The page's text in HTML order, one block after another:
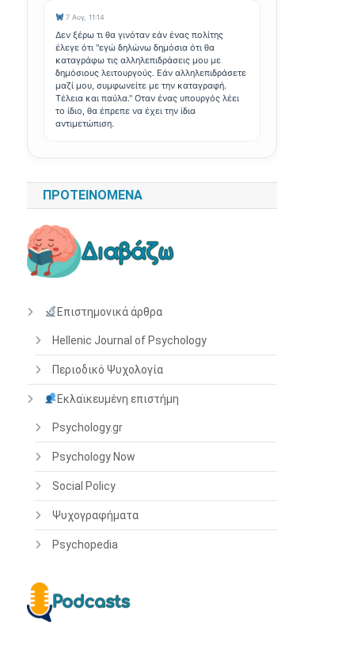
7 Αυγ, 11:14
Δεν ξέρω τι θα γινόταν εάν ένας πολίτης
έλεγε ότι "εγώ δηλώνω δημόσια ότι θα
καταγράφω τις αλληλεπιδράσεις μου με
δημόσιους λειτουργούς. Εάν αλληλεπιδράσετε
μαζί μου, συμφωνείτε με την καταγραφή.
Τέλεια και παύλα." Οταν ένας υπουργός λέει
το ίδιο, θα έπρεπε να έχει την ίδια
αντιμετώπιση.
ΠΡΟΤΕΙΝΌΜΕΝΑ
Επιστημονικά άρθρα
Hellenic Journal of Psychology
Περιοδικό Ψυχολογία
Εκλαϊκευμένη επιστήμη
Psychology.gr
Psychology Now
Social Policy
Ψυχογραφήματα
Psychopedia